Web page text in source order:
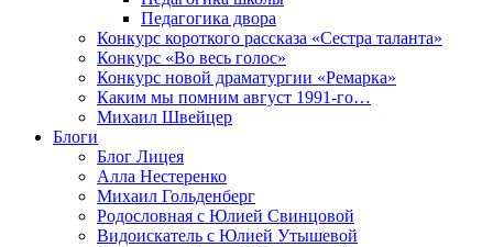
Педагогика двора
Конкурс короткого рассказа «Сестра таланта»
Конкурс «Во весь голос»
Конкурс новой драматургии «Ремарка»
Каким мы помним август 1991-го…
Михаил Швейцер
Блоги
Блог Лицея
Алла Нестеренко
Михаил Гольденберг
Родословная с Юлией Свинцовой
Видоискатель с Юлией Утышевой